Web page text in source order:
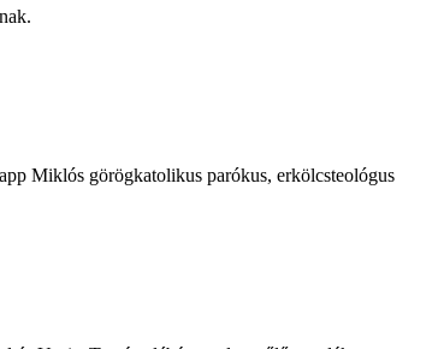
Miklós görögkatolikus parókus, erkölcsteológus